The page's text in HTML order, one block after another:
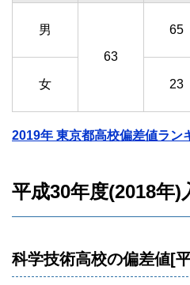
男
63
65
女 23
2019年 東京都高校偏差値ラン
平成30年度(2018年)
科学技術高校の偏差値[